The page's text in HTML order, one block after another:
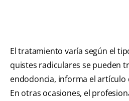
El tratamiento varía según el
quistes radiculares se pueden
endodoncia, informa el artículo
En otras ocasiones, el